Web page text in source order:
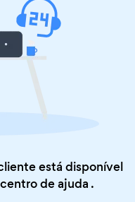
está disponível
centro de ajuda .